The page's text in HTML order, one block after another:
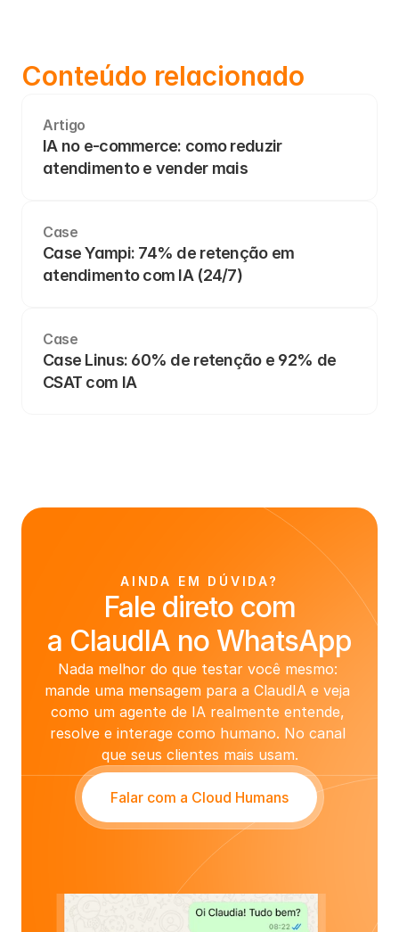
Conteúdo relacionado
Artigo
IA no e-commerce: como reduzir
atendimento e vender mais
Case
Case Yampi: 74% de retenção em
atendimento com IA (24/7)
Case
Case Linus: 60% de retenção e 92% de
CSAT com IA
AINDA EM DÚVIDA?
Fale direto com
a ClaudIA no WhatsApp
Nada melhor do que testar você mesmo:
mande uma mensagem para a ClaudIA e veja
como um agente de IA realmente entende,
resolve e interage como humano. No canal
que seus clientes mais usam.
Falar com a Cloud Humans